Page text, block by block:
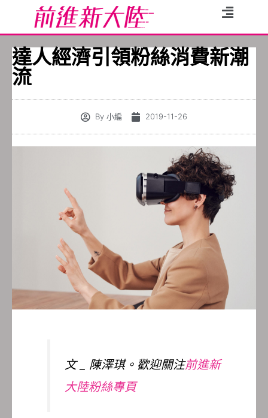
達人經濟引領粉絲消費新潮
流
By 小編 2019-11-26
文 _ 陳澤琪。歡迎關注前進新
大陸粉絲專頁